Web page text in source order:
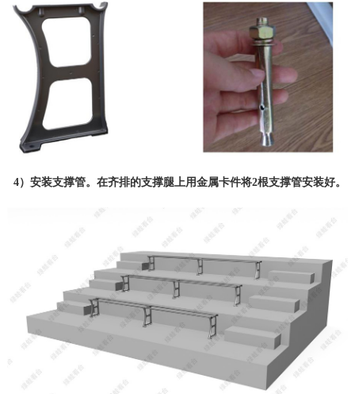
4）安装支撑管。在齐排的支撑腿上用金属卡件将2根支撑管安装好。